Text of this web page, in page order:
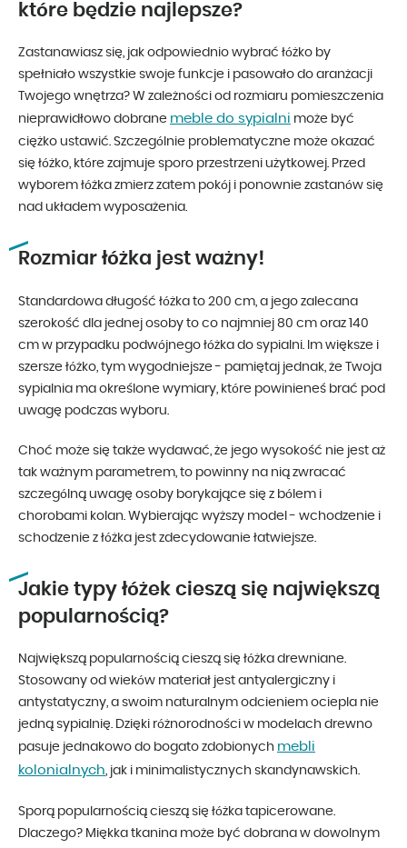
które będzie najlepsze?
Zastanawiasz się, jak odpowiednio wybrać łóżko by
spełniało wszystkie swoje funkcje i pasowało do aranżacji
Twojego wnętrza? W zależności od rozmiaru pomieszczenia
nieprawidłowo dobrane meble do sypialni może być
ciężko ustawić. Szczególnie problematyczne może okazać
się łóżko, które zajmuje sporo przestrzeni użytkowej. Przed
wyborem łóżka zmierz zatem pokój i ponownie zastanów się
nad układem wyposażenia.
Rozmiar łóżka jest ważny!
Standardowa długość łóżka to 200 cm, a jego zalecana
szerokość dla jednej osoby to co najmniej 80 cm oraz 140
cm w przypadku podwójnego łóżka do sypialni. Im większe i
szersze łóżko, tym wygodniejsze - pamiętaj jednak, że Twoja
sypialnia ma określone wymiary, które powinieneś brać pod
uwagę podczas wyboru.
Choć może się także wydawać, że jego wysokość nie jest aż
tak ważnym parametrem, to powinny na nią zwracać
szczególną uwagę osoby borykające się z bólem i
chorobami kolan. Wybierając wyższy model - wchodzenie i
schodzenie z łóżka jest zdecydowanie łatwiejsze.
Jakie typy łóżek cieszą się największą
popularnością?
Największą popularnością cieszą się łóżka drewniane.
Stosowany od wieków materiał jest antyalergiczny i
antystatyczny, a swoim naturalnym odcieniem ociepla nie
jedną sypialnię. Dzięki różnorodności w modelach drewno
pasuje jednakowo do bogato zdobionych mebli
kolonialnych, jak i minimalistycznych skandynawskich.
Sporą popularnością cieszą się łóżka tapicerowane.
Dlaczego? Miękka tkanina może być dobrana w dowolnym